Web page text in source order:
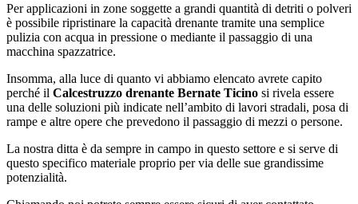
Per applicazioni in zone soggette a grandi quantità di detriti o polveri
è possibile ripristinare la capacità drenante tramite una semplice
pulizia con acqua in pressione o mediante il passaggio di una
macchina spazzatrice.
Insomma, alla luce di quanto vi abbiamo elencato avrete capito
perché il Calcestruzzo drenante Bernate Ticino si rivela essere
una delle soluzioni più indicate nell’ambito di lavori stradali, posa di
rampe e altre opere che prevedono il passaggio di mezzi o persone.
La nostra ditta è da sempre in campo in questo settore e si serve di
questo specifico materiale proprio per via delle sue grandissime
potenzialità.